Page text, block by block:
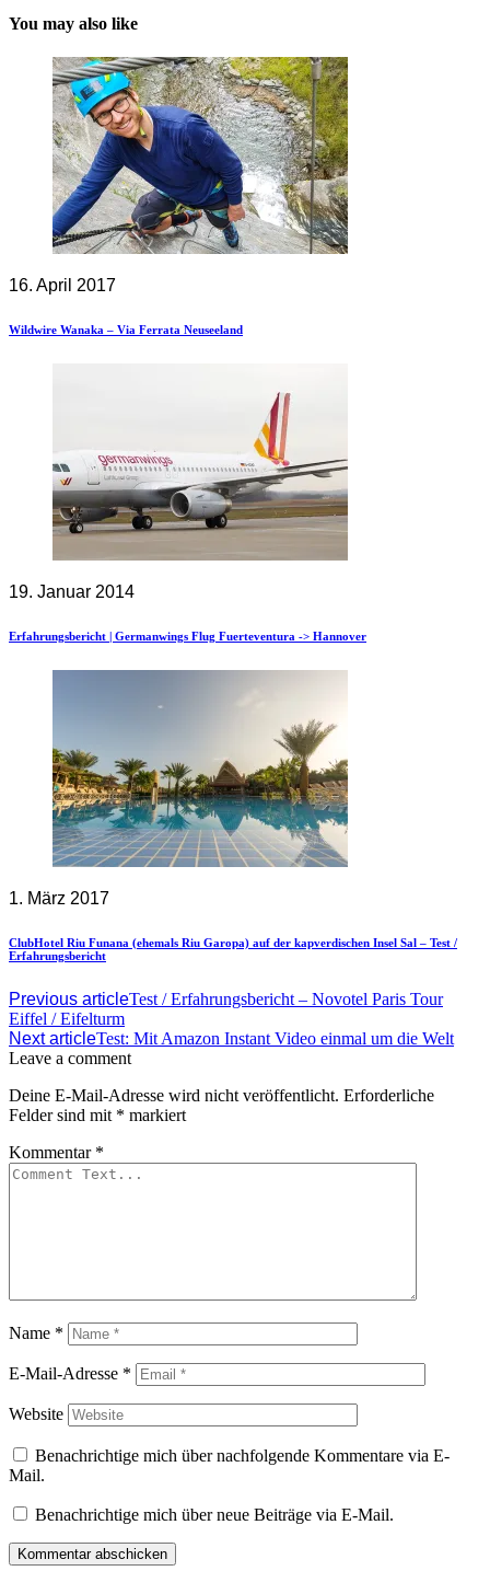
You may also like
16. April 2017
Wildwire Wanaka – Via Ferrata Neuseeland
19. Januar 2014
Erfahrungsbericht | Germanwings Flug Fuerteventura -> Hannover
1. März 2017
ClubHotel Riu Funana (ehemals Riu Garopa) auf der kapverdischen Insel Sal – Test /
Erfahrungsbericht
Previous articleTest / Erfahrungsbericht – Novotel Paris Tour
Eiffel / Eifelturm
Next articleTest: Mit Amazon Instant Video einmal um die Welt
Leave a comment
Deine E-Mail-Adresse wird nicht veröffentlicht. Erforderliche
Felder sind mit * markiert
Kommentar *
Name *
E-Mail-Adresse *
Website
Benachrichtige mich über nachfolgende Kommentare via E-
Mail.
Benachrichtige mich über neue Beiträge via E-Mail.